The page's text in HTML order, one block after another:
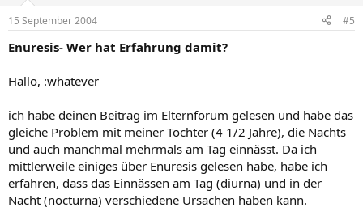
15 September 2004 #5
Enuresis- Wer hat Erfahrung damit?
Hallo, :whatever
ich habe deinen Beitrag im Elternforum gelesen und habe das
gleiche Problem mit meiner Tochter (4 1/2 Jahre), die Nachts
und auch manchmal mehrmals am Tag einnässt. Da ich
mittlerweile einiges über Enuresis gelesen habe, habe ich
erfahren, dass das Einnässen am Tag (diurna) und in der
Nacht (nocturna) verschiedene Ursachen haben kann.